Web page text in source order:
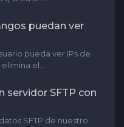
puedan ver
pueda ver IPs de
el...
servidor SFTP con
SFTP de nuestro